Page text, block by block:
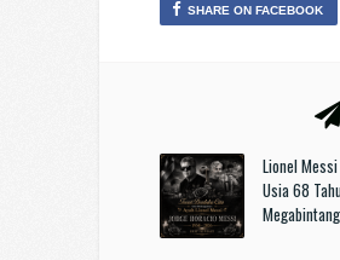
SHARE ON FACEBOOK
Lionel
Usia 68
Megabintang